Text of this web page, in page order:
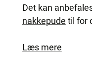
Det kan
nakkepude til for
Læs mere